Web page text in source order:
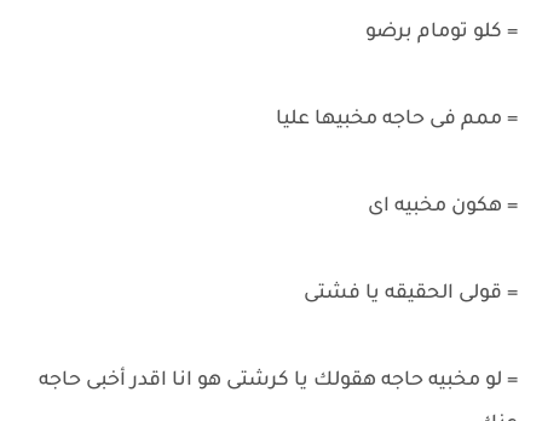
= كلو تومام برضو
= ممم فى حاجه مخبيها عليا
= هكون مخبيه اى
= قولى الحقيقه يا فشتى
= لو مخبيه حاجه هقولك يا كرشتى هو انا اقدر أخبى حاجه